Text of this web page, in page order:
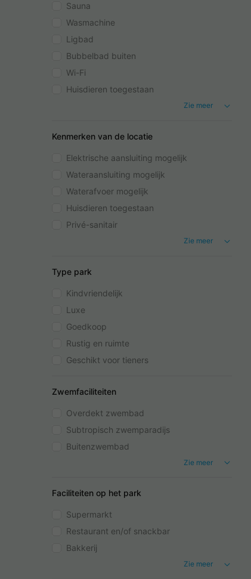
Sauna
Wasmachine
Ligbad
Bubbelbad buiten
Wi-Fi
Huisdieren toegestaan
Zie meer
Kenmerken van de locatie
Elektrische aansluiting mogelijk
Wateraansluiting mogelijk
Waterafvoer mogelijk
Huisdieren toegestaan
Privé-sanitair
Zie meer
Type park
Kindvriendelijk
Luxe
Goedkoop
Rustig en ruimte
Geschikt voor tieners
Zwemfaciliteiten
Overdekt zwembad
Subtropisch zwemparadijs
Buitenzwembad
Zie meer
Faciliteiten op het park
Supermarkt
Restaurant en/of snackbar
Bakkerij
Zie meer